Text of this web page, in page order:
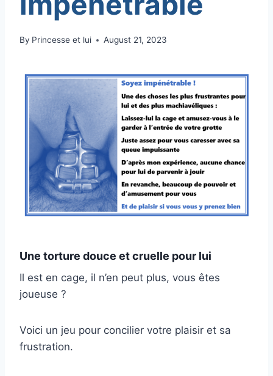
By Princesse et lui August 21, 2023
Une torture douce et cruelle pour lui
Il est en cage, il n’en peut plus, vous êtes
joueuse ?
Voici un jeu pour concilier votre plaisir et sa
frustration.